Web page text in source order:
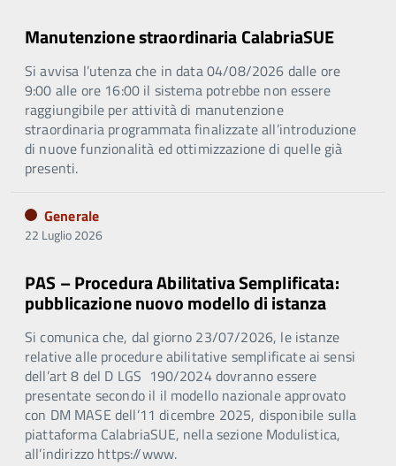
Manutenzione straordinaria CalabriaSUE
Si avvisa l’utenza che in data 04/08/2026 dalle ore
9:00 alle ore 16:00 il sistema potrebbe non essere
raggiungibile per attività di manutenzione
straordinaria programmata finalizzate all’introduzione
di nuove funzionalità ed ottimizzazione di quelle già
presenti.
Generale
22 Luglio 2026
PAS – Procedura Abilitativa Semplificata:
pubblicazione nuovo modello di istanza
Si comunica che, dal giorno 23/07/2026, le istanze
relative alle procedure abilitative semplificate ai sensi
dell’art 8 del D LGS 190/2024 dovranno essere
presentate secondo il il modello nazionale approvato
con DM MASE dell’11 dicembre 2025, disponibile sulla
piattaforma CalabriaSUE, nella sezione Modulistica,
all’indirizzo https://www.